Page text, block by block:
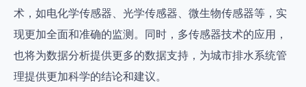
术，如电化学传感器、光学传感器、微生物传感器等，实
现更加全面和准确的监测。同时，多传感器技术的应用，
也将为数据分析提供更多的数据支持，为城市排水系统管
理提供更加科学的结论和建议。